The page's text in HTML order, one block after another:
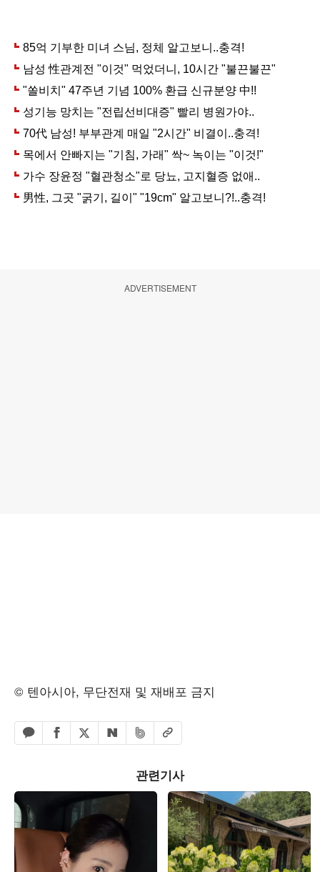
ADVERTISEMENT
© 텐아시아, 무단전재 및 재배포 금지
카카오톡 공유하기
페이스북 공유하기
엑스 공유하기
네이버 공유하기
밴드 공유하기
URL복사
관련기사